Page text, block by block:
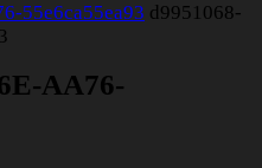
55e6ca55ea93 d9951068-
AA76-